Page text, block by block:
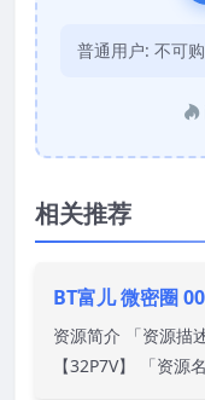
普通用户: 不可
相关推荐
BT富儿 微密圈
资源简介 「资源描
【32P7V】 「资源